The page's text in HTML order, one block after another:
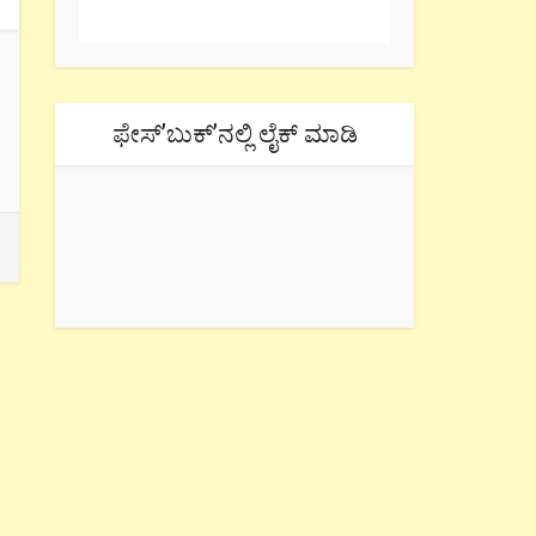
ಫೇಸ್’ಬುಕ್’ನಲ್ಲಿ ಲೈಕ್ ಮಾಡಿ